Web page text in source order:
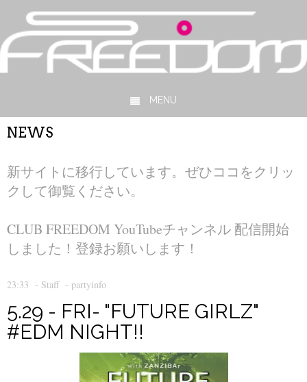
MENU
Skip to content
NEWS
新サイトに移行しています。ぜひココをクリッ
クして御覧ください。
CLUB FREEDOM YouTubeチャンネル 配信開始
しました！登録お願いします！
23:33 - Staff- partyinfo
5.29 - FRI- "FUTURE GIRLZ"
#EDM NIGHT!!